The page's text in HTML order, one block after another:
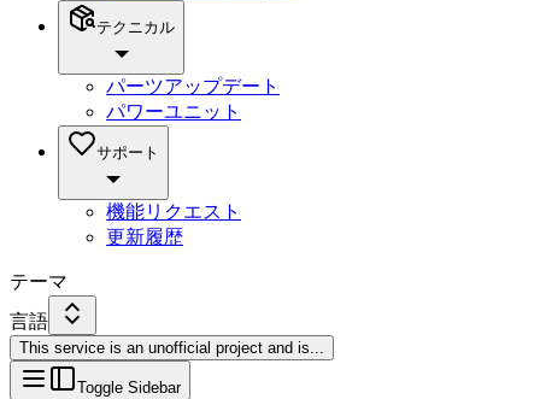
テクニカル
パーツアップデート
パワーユニット
サポート
機能リクエスト
更新履歴
テーマ
言語
This service is an unofficial project and is...
Toggle Sidebar